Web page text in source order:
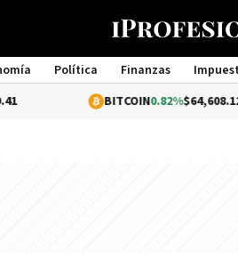
Política Finanzas
Management
0.82%$64,608.12